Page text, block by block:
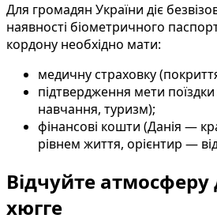
Для громадян України діє
наявності біометричного
кордону необхідно мати:
медичну страховку
підтвердження мети
навчання, туризм);
фінансові кошти (Данія —
рівнем життя, орієнтир —
Відчуйте атмосферу
хюгге